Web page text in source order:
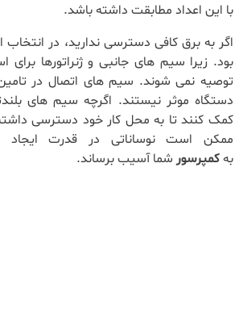
با این اعداد مطابقت داشته باشد.
اگر به برق کافی دسترسی ندارید، در انتخاب
بود. زیرا سیم های جانبی و ژنراتورها برای
توصیه نمی شوند. سیم های اتصال در
دستگاه موثر نیستند. اگرچه سیم های
کمک کنند تا به محل کار خود دسترسی داشته
ممکن است نوساناتی در قدرت ایجاد
بهکمپرسور شما آسیب برساند.